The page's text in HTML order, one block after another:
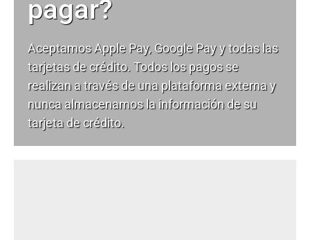
pagar?
Aceptamos Apple Pay, Google Pay y todas las
tarjetas de crédito. Todos los pagos se
realizan a través de una plataforma externa y
nunca almacenamos la información de su
tarjeta de crédito.